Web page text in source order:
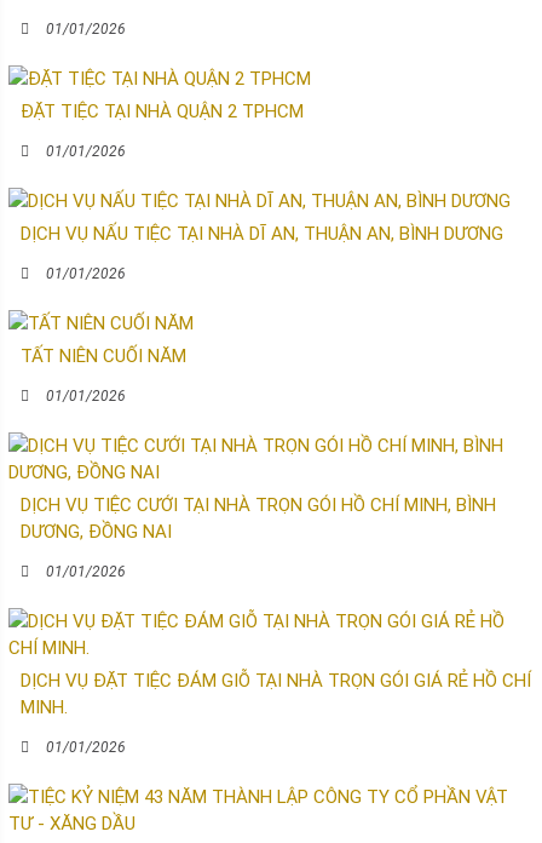
01/01/2026
ĐẶT TIỆC TẠI NHÀ QUẬN 2 TPHCM
01/01/2026
DỊCH VỤ NẤU TIỆC TẠI NHÀ DĨ AN, THUẬN AN, BÌNH DƯƠNG
01/01/2026
TẤT NIÊN CUỐI NĂM
01/01/2026
DỊCH VỤ TIỆC CƯỚI TẠI NHÀ TRỌN GÓI HỒ CHÍ MINH, BÌNH
DƯƠNG, ĐỒNG NAI
01/01/2026
DỊCH VỤ ĐẶT TIỆC ĐÁM GIỖ TẠI NHÀ TRỌN GÓI GIÁ RẺ HỒ CHÍ
MINH.
01/01/2026